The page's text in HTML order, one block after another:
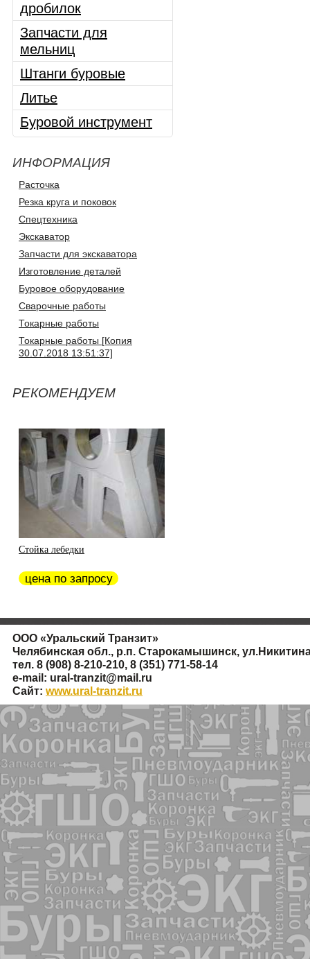
дробилок
Запчасти для
мельниц
Штанги буровые
Литье
Буровой инструмент
ИНФОРМАЦИЯ
Расточка
Резка круга и поковок
Спецтехника
Экскаватор
Запчасти для экскаватора
Изготовление деталей
Буровое оборудование
Сварочные работы
Токарные работы
Токарные работы [Копия
30.07.2018 13:51:37]
РЕКОМЕНДУЕМ
Стойка лебедки
цена по запросу
ООО «Уральский Транзит»
Челябинская обл., р.п. Старокамышинск,
тел. 8 (908) 8-210-210, 8 (351) 771-58-14
e-mail: ural-tranzit@mail.ru
Сайт: www.ural-tranzit.ru